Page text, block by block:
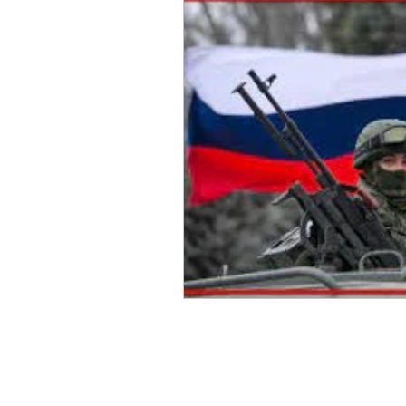
Sicurezza Nazionale
Indo-Pacifico
Giappone India
Europa Covid-19